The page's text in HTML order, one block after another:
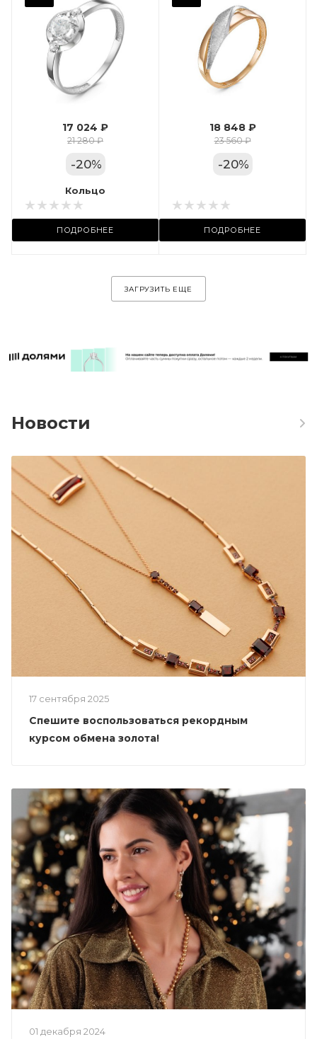
17 024 ₽
21 280 ₽
-20%
Кольцо
ПОДРОБНЕЕ
Вес драгметалла
Марка (бренд)
Дельта
Фианит
Цвет золота
КРАС
Местоположение:
ул. Пушкинская, 11А
18 848 ₽
23 560 ₽
-20%
ПОДРОБНЕЕ
ЗАГРУЗИТЬ ЕЩЕ
Новости
17 сентября 2025
Спешите воспользоваться рекордным
курсом обмена золота!
01 декабря 2024